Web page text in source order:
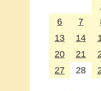
6
7
13
14
20
21
27
28